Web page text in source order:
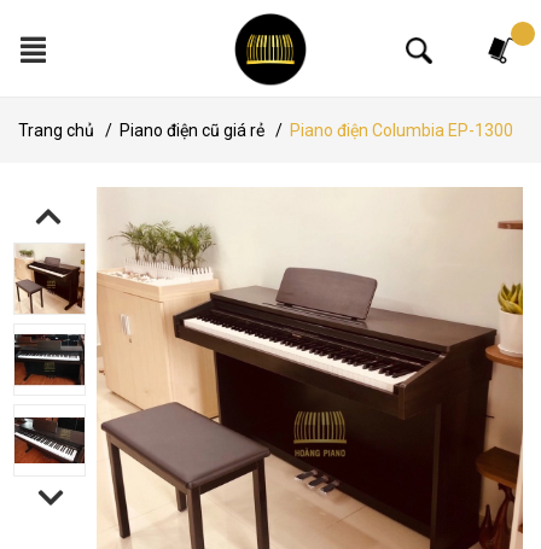
Trang chủ / Piano điện cũ giá rẻ / Piano điện Columbia EP-1300